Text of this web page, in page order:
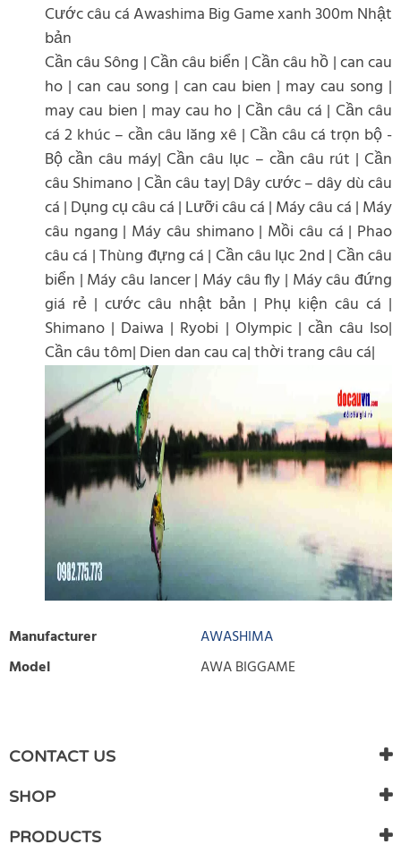
Cước câu cá Awashima Big Game xanh 300m Nhật
bản
Cần câu Sông | Cần câu biển | Cần câu hồ | can cau
ho | can cau song | can cau bien | may cau song |
may cau bien | may cau ho | Cần câu cá | Cần câu
cá 2 khúc – cần câu lăng xê | Cần câu cá trọn bộ -
Bộ cần câu máy| Cần câu lục – cần câu rút | Cần
câu Shimano | Cần câu tay| Dây cước – dây dù câu
cá | Dụng cụ câu cá | Lưỡi câu cá | Máy câu cá | Máy
câu ngang | Máy câu shimano | Mồi câu cá | Phao
câu cá | Thùng đựng cá | Cần câu lục 2nd | Cần câu
biển | Máy câu lancer | Máy câu fly | Máy câu đứng
giá rẻ | cước câu nhật bản | Phụ kiện câu cá |
Shimano | Daiwa | Ryobi | Olympic | cần câu Iso|
Cần câu tôm| Dien dan cau ca| thời trang câu cá|
Manufacturer
AWASHIMA
Model
AWA BIGGAME
There are currently no product reviews. Be the first who write
review
CONTACT US
SHOP
PRODUCTS